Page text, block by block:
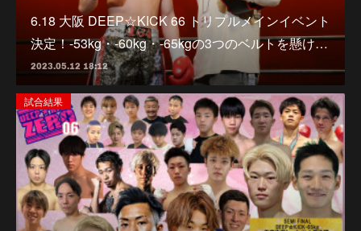
6.18 大阪 DEEP☆KICK 66 トリプルメインイベント
決定！-53kg・-60kg・-65kgの3つのベルトを懸け…
2023.05.12 18:12
試合結果